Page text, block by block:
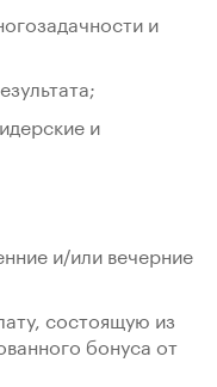
и
и
и/или вечерние
состоящую из
бонуса от